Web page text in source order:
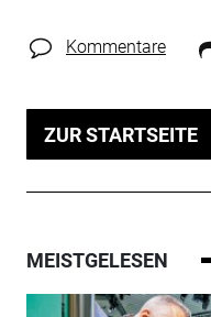
Kommentare
ZUR STARTSEITE
MEISTGELESEN